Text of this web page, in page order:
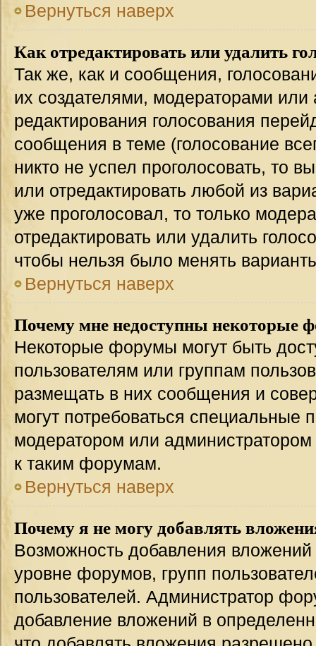
Вернуться наверх
Как отредактировать или удалить
Так же, как и сообщения,
их создателями, модераторами
редактирования голосования
сообщения в теме (голосование
никто не успел проголосовать, то
или отредактировать любой из
уже проголосовал, то только
отредактировать или удалить
чтобы нельзя было менять
Вернуться наверх
Почему мне недоступны некоторые
Некоторые форумы могут быть
пользователям или группам
размещать в них сообщения и
могут потребоваться специальные
модератором или
к таким форумам.
Вернуться наверх
Почему я не могу добавлять
Возможность добавления
уровне форумов, групп
пользователей. Администратор
добавление вложений в